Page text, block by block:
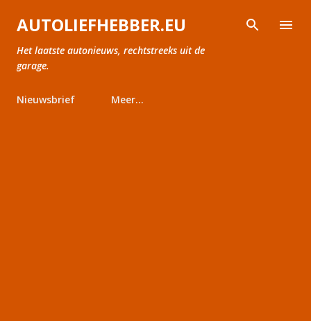
Doorgaan naar hoofdcontent
AUTOLIEFHEBBER.EU
Het laatste autonieuws, rechtstreeks uit de
garage.
Nieuwsbrief Meer…